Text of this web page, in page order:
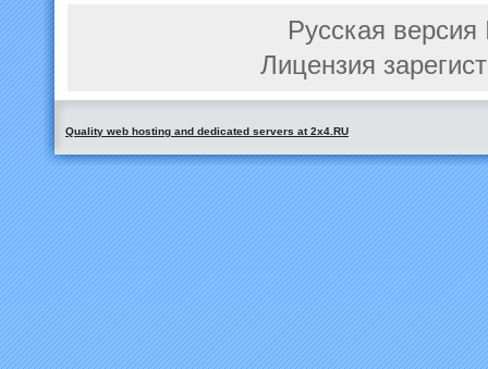
Русская
Лицензия
Quality web hosting and dedicated servers at 2x4.RU